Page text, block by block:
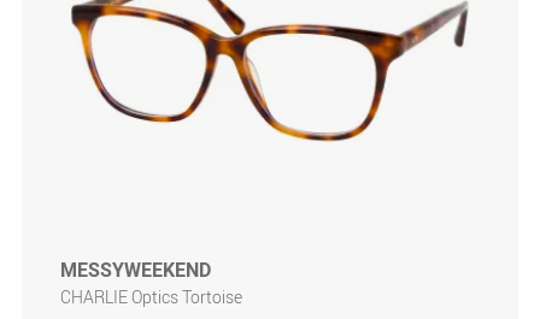
MESSYWEEKEND
CHARLIE Optics Tortoise